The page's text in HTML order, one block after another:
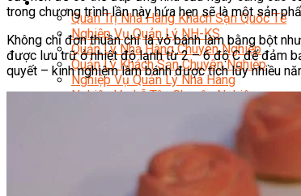
Quản Trị Nhà Hàng Khách Sạn Quốc Tế
Nghiệp Vụ Quản Lý NH-KS
Quản Lý Nhà Hàng Chuyên Nghiệp
Quản Lý Khách Sạn Chuyên Nghiệp
Nghiệp Vụ Quản Lý Nhà Hàng
Nghiệp Vụ Lễ Tân Chuyên Nghiệp
Giám Đốc Điều Hành Nhà Hàng
Tiếng Anh Nhà Hàng Khách Sạn
Khởi Sự Kinh Doanh Khách Sạn
Khởi Sự Kinh Doanh Nhà Hàng
Khởi Sự Kinh Doanh Khách Sạn Mini –
Kiến Thức & Kỹ Năng Ngành NH – KS
trong chương trình lần này hứa hẹn sẽ là một sản
Không chỉ đơn thuần chỉ là vỏ bánh làm bằng bột
được lưu trữ ở nhiệt độ lạnh từ 2 – 6 độ C để đảm
quyết – kinh nghiệm làm bánh được tích lũy nhiều